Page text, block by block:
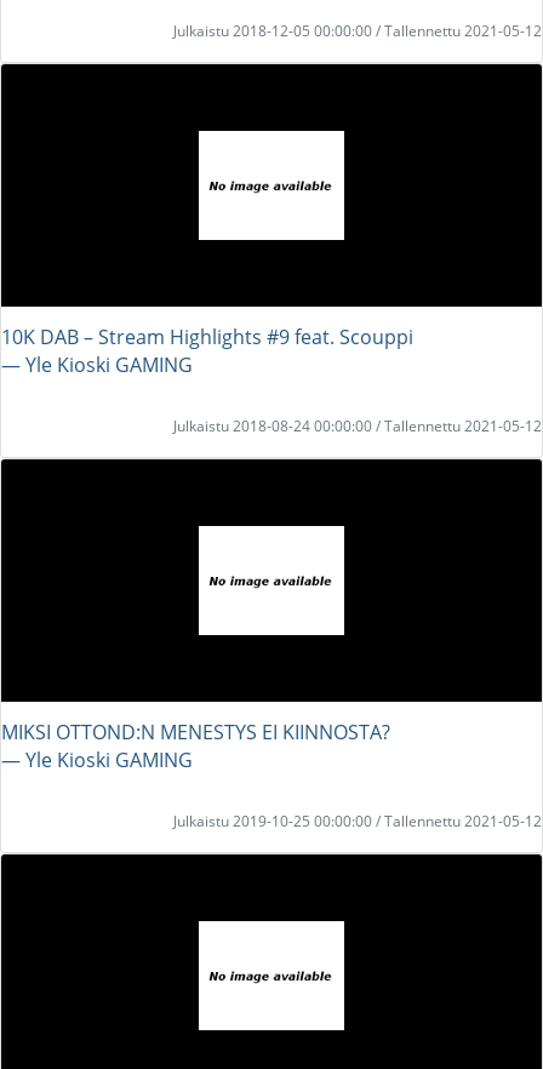
Julkaistu 2018-12-05 00:00:00 / Tallennettu 2021-05-12
10K DAB – Stream Highlights #9 feat. Scouppi
― Yle Kioski GAMING
Julkaistu 2018-08-24 00:00:00 / Tallennettu 2021-05-12
MIKSI OTTOND:N MENESTYS EI KIINNOSTA?
― Yle Kioski GAMING
Julkaistu 2019-10-25 00:00:00 / Tallennettu 2021-05-12